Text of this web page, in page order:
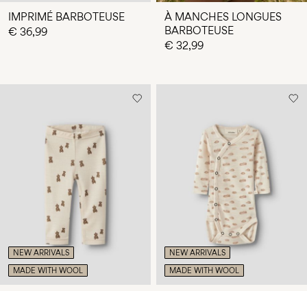
IMPRIMÉ BARBOTEUSE
€ 36,99
À MANCHES LONGUES
BARBOTEUSE
€ 32,99
NEW ARRIVALS
MADE WITH WOOL
NEW ARRIVALS
MADE WITH WOOL